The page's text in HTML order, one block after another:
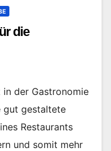
die
in der Gastronomie
gut gestaltete
Restaurants
und somit mehr